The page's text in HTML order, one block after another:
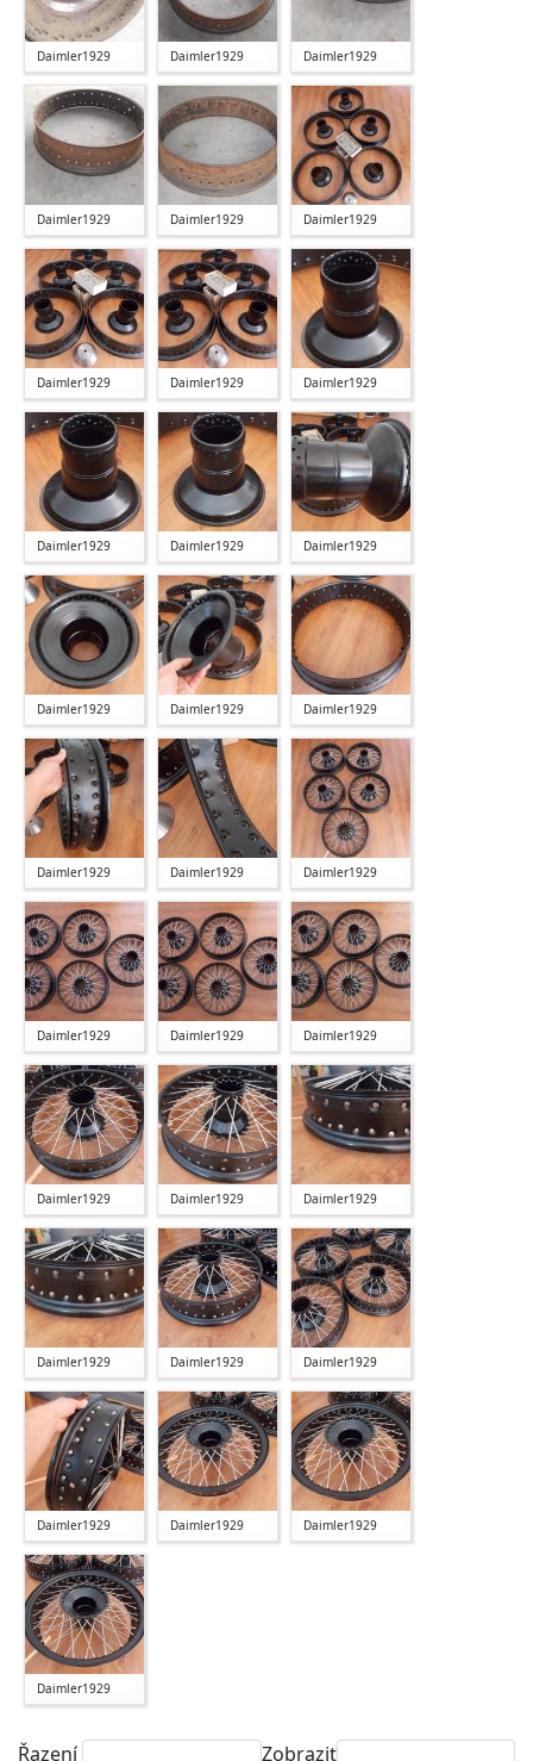
Daimler1929 Daimler1929 Daimler1929
Daimler1929 Daimler1929 Daimler1929
Daimler1929 Daimler1929 Daimler1929
Daimler1929 Daimler1929 Daimler1929
Daimler1929 Daimler1929 Daimler1929
Daimler1929 Daimler1929 Daimler1929
Daimler1929 Daimler1929 Daimler1929
Daimler1929 Daimler1929 Daimler1929
Daimler1929 Daimler1929 Daimler1929
Daimler1929 Daimler1929 Daimler1929
Daimler1929
Řazení Zobrazit